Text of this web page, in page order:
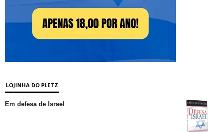
LOJINHA DO PLETZ
Em defesa de Israel